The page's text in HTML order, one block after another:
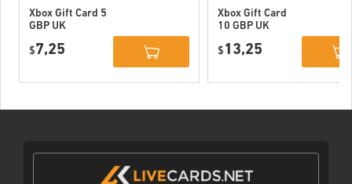
Xbox Gift Card 5
GBP UK
$7,25
Xbox Gift Card
10 GBP UK
$ 13,25